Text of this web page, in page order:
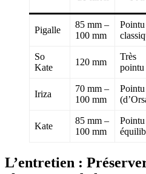
Pigalle
85 mm –
100 mm
Pointu
So
Kate
120 mm
Très
pointu
Iriza
70 mm –
100 mm
Pointu
Kate
85 mm –
100 mm
Pointu
L’entretien :